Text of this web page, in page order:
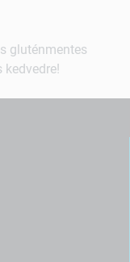
gluténmentes